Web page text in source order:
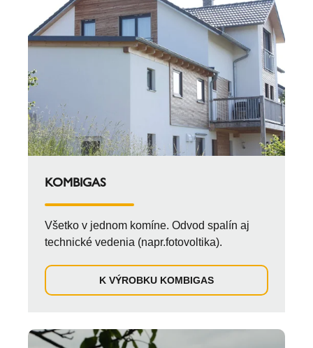
KOMBIGAS
Všetko v jednom komíne. Odvod spalín aj
technické vedenia (napr.fotovoltika).
K VÝROBKU KOMBIGAS